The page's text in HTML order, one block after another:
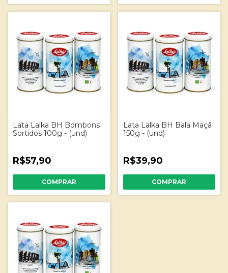
Lata Lalka BH Bombons
Sortidos 100g - (und)
R$57,90
Lata Lalka BH Bala Maçã
150g - (und)
R$39,90